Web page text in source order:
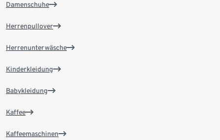
Damenschuhe
Herrenpullover
Herrenunterwäsche
Kinderkleidung
Babykleidung
Kaffee
Kaffeemaschinen